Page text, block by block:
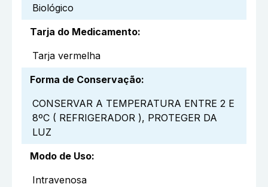
Biológico
Tarja do Medicamento:
Tarja vermelha
Forma de Conservação:
CONSERVAR A TEMPERATURA ENTRE 2 E
8ºC ( REFRIGERADOR ), PROTEGER DA
LUZ
Modo de Uso:
Intravenosa